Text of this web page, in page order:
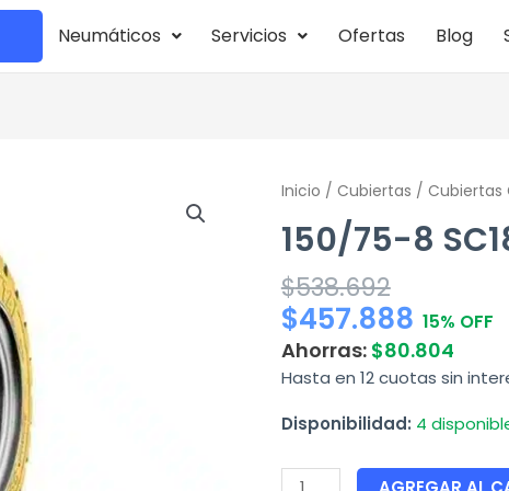
Neumáticos Servicios Ofertas Blog
Inicio / Cubiertas / Cubiertas
150/75-8
$538.692
$457.888 15% OFF
Ahorras: $80.804
Hasta en 12 cuotas sin
Disponibilidad: 4
150/75-
SC18
CLEAN
cantidad